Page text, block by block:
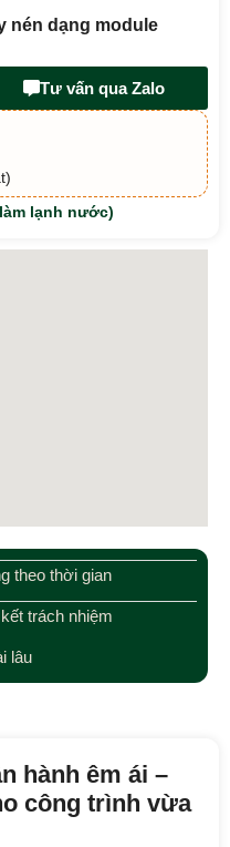
nén dạng module
Tư vấn qua Zalo
lạnh nước)
theo thời gian
trách nhiệm
lâu
hành êm ái –
công trình vừa